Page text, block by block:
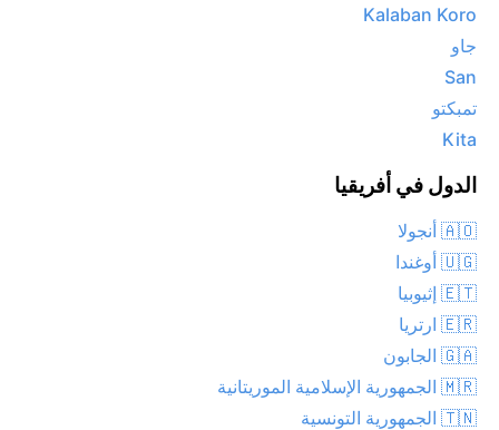
Kalaban Koro
جاو
San
تمبكتو
Kita
الدول في أفريقيا
🇦🇴 أنجولا
🇺🇬 أوغندا
🇪🇹 إثيوبيا
🇪🇷 ارتريا
🇬🇦 الجابون
🇲🇷 الجمهورية الإسلامية الموريتانية
🇹🇳 الجمهورية التونسية